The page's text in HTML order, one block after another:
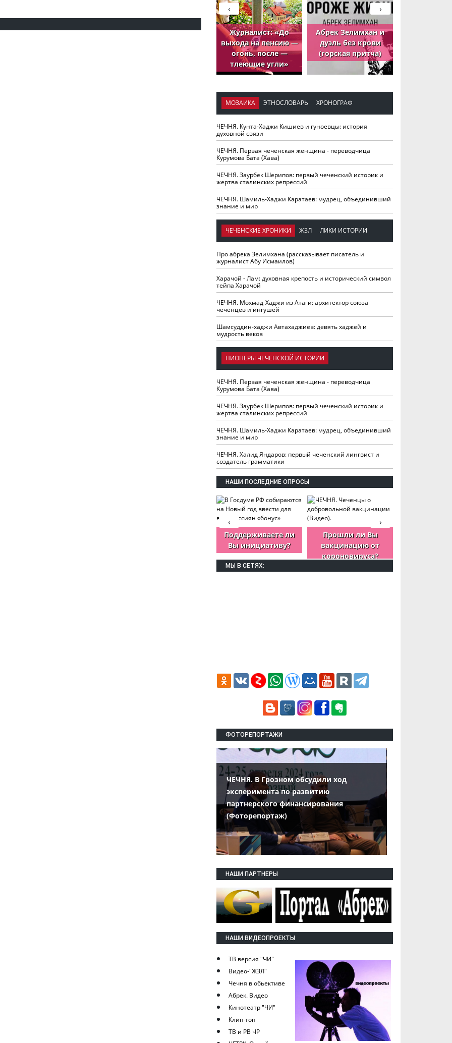
ЧЕЧНЯ. Обарг Варин
ЧЕЧНЯ. Хьаьжин
Журналист: «До
выхода на пенсию —
огонь, после —
тлеющие угли»
Абрек Зелимхан и
дуэль без крови
(горская притча)
›
‹
МОЗАИКА ЭТНОСЛОВАРЬ ХРОНОГРАФ
ЧЕЧНЯ. Кунта-Хаджи Кишиев и гуноевцы: история
духовной связи
ЧЕЧНЯ. Первая чеченская женщина - переводчица
Курумова Бата (Хава)
ЧЕЧНЯ. Заурбек Шерипов: первый чеченский историк и
жертва сталинских репрессий
ЧЕЧНЯ. Шамиль-Хаджи Каратаев: мудрец, объединивший
знание и мир
ЧЕЧЕНСКИЕ ХРОНИКИ ЖЗЛ ЛИКИ ИСТОРИИ
Про абрека Зелимхана (рассказывает писатель и
журналист Абу Исмаилов)
Харачой - Лам: духовная крепость и исторический символ
тейпа Харачой
ЧЕЧНЯ. Мохмад-Хаджи из Атаги: архитектор союза
чеченцев и ингушей
Шамсуддин-хаджи Автахаджиев: девять хаджей и
мудрость веков
ПИОНЕРЫ ЧЕЧЕНСКОЙ ИСТОРИИ
ЧЕЧНЯ. Первая чеченская женщина - переводчица
Курумова Бата (Хава)
ЧЕЧНЯ. Заурбек Шерипов: первый чеченский историк и
жертва сталинских репрессий
ЧЕЧНЯ. Шамиль-Хаджи Каратаев: мудрец, объединивший
знание и мир
ЧЕЧНЯ. Халид Яндаров: первый чеченский лингвист и
создатель грамматики
НАШИ ПОСЛЕДНИЕ ОПРОСЫ
Поддерживаете ли
Вы инициативу?
Прошли ли Вы
вакцинацию от
короновируса?
›
‹
МЫ В СЕТЯХ:
ФОТОРЕПОРТАЖИ
ЧЕЧНЯ. В Грозном обсудили ход
эксперимента по развитию
партнерского финансирования
(Фоторепортаж)
НАШИ ПАРТНЕРЫ
НАШИ ВИДЕОПРОЕКТЫ
ТВ версия "ЧИ"
Видео-"ЖЗЛ"
Чечня в обьективе
Абрек. Видео
Кинотеатр "ЧИ"
Клип-топ
ТВ и РВ ЧР